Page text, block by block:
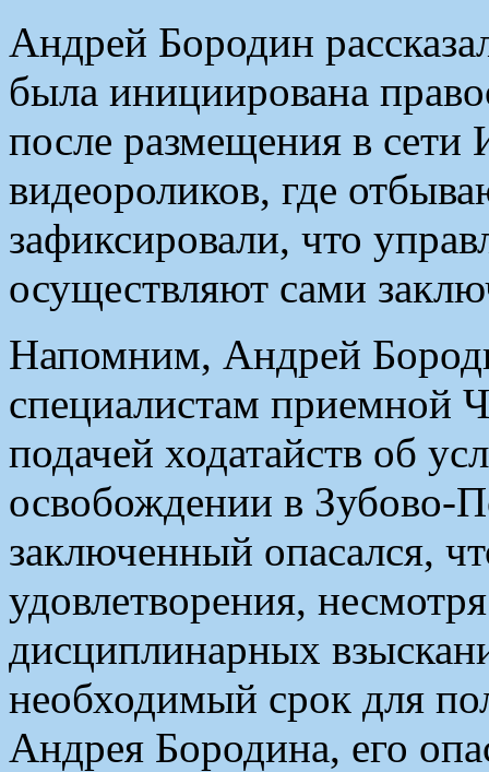
Андрей Бородин
была инициирована
после размещения в сети
видеороликов, где
зафиксировали, что
осуществляют сами
Напомним, Андрей
специалистам
подачей ходатайств об
освобождении в Зубово-
заключенный опасался,
удовлетворения,
дисциплинарных
необходимый срок для
Андрея Бородина, его